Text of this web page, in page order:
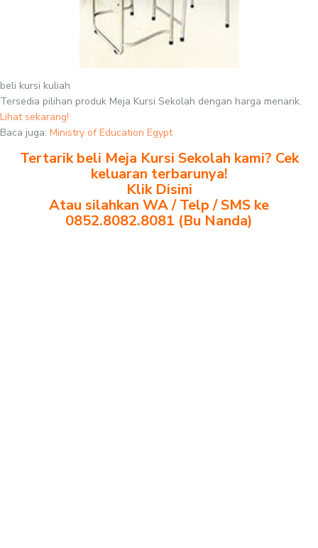
beli kursi kuliah
Tersedia pilihan produk Meja Kursi Sekolah dengan harga menarik.
Lihat sekarang!
Baca juga: Ministry of Education Egypt
Tertarik beli Meja Kursi Sekolah kami? Cek
keluaran terbarunya!
Klik Disini
Atau silahkan WA / Telp / SMS ke
0852.8082.8081 (Bu Nanda)